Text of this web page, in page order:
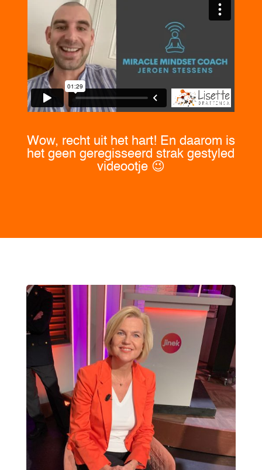
Wow, recht uit het hart! En daarom is
het geen geregisseerd strak gestyled
videootje 😉